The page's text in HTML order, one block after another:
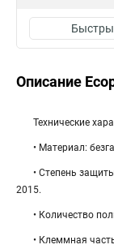
Описание
Технические
• Материал:
• Степень
2015.
• Количество
• Клеммная